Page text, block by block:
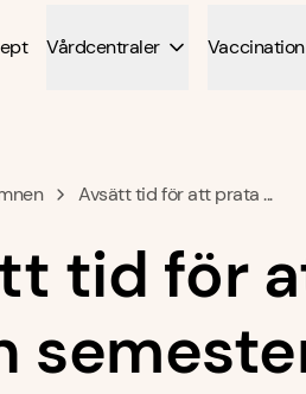
Vårdcentraler
Avsätt tid för att prata ...
tid för